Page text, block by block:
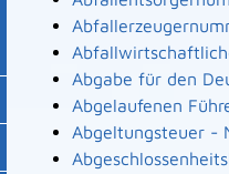
Abgabe für den
Abgelaufenen
Abgeltungsteuer -